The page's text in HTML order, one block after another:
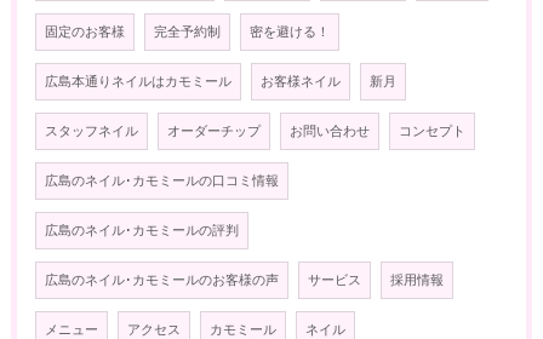
固定のお客様 完全予約制 密を避ける！
広島本通りネイルはカモミール お客様ネイル 新月
スタッフネイル オーダーチップ お問い合わせ コンセプト
広島のネイル･カモミールの口コミ情報
広島のネイル･カモミールの評判
広島のネイル･カモミールのお客様の声 サービス 採用情報
メニュー アクセス カモミール ネイル